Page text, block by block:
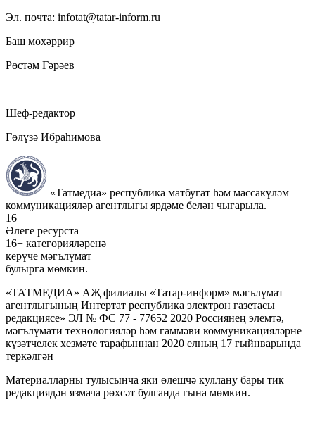
Эл. почта: infotat@tatar-inform.ru
Баш мөхәррир
Рөстәм Гәрәев
Шеф-редактор
Гөлүзә Ибраһимова
«Татмедиа» республика матбугат һәм массакүләм
коммуникацияләр агентлыгы ярдәме белән чыгарыла.
16+
Әлеге ресурста
16+ категорияләренә
керүче мәгълүмат
булырга мөмкин.
«ТАТМЕДИА» АҖ филиалы «Татар-информ» мәгълүмат
агентлыгының Интертат республика электрон газетасы
редакциясе» ЭЛ № ФС 77 - 77652 2020 Россиянең элемтә,
мәгълүмати технологияләр һәм гаммәви коммуникацияләрне
күзәтчелек хезмәте тарафыннан 2020 елның 17 гыйнварында
теркәлгән
Материалларны тулысынча яки өлешчә куллану бары тик
редакциядән язмача рөхсәт булганда гына мөмкин.